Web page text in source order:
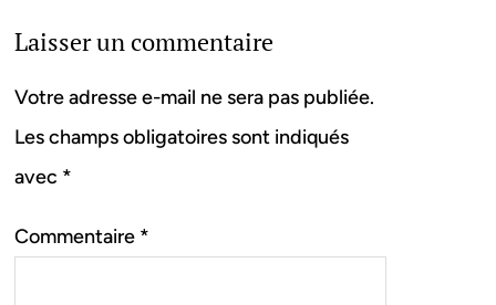
Laisser un commentaire
Votre adresse e-mail ne sera pas publiée.
Les champs obligatoires sont indiqués
avec *
Commentaire *